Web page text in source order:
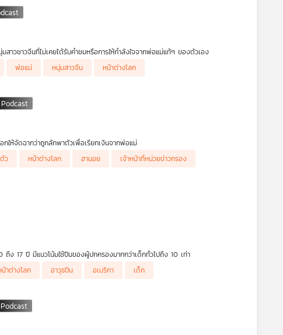
วชาวจีนที่ไม่เคยได้รับคำชมหรือการให้กำลังใจจากพ่อแม่แท้ๆ ของตัวเอง
พ่อแม่ หนุ่มสาวจีน หน้าต่างโลก
ให้จัดฉากว่าถูกลักพาตัวเพื่อเรียกเงินจากพ่อแม่
ว หน้าต่างโลก ฮานอย
เจ้าหน้าที่หน่วยข่าวกรอง
ง 17 ปี มีแนวโน้มใช้ปืนของผู้ปกครองมากกว่าเด็กทั่วไปถึง 10 เท่า
าต่างโลก อาวุธปืน อเมริกา เด็ก